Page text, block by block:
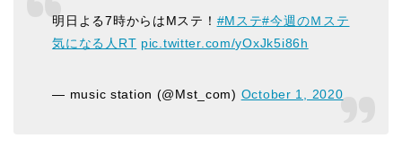
明日よる7時からはMステ！ #Mステ#今週のＭステ
気になる人RT pic.twitter.com/yOxJk5i86h
— music station (@Mst_com) October 1, 2020